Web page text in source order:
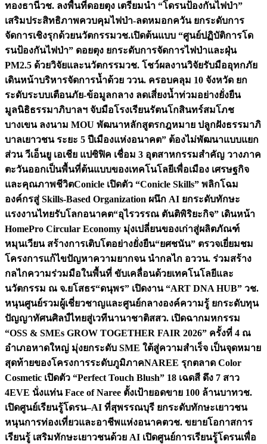
ทองธานีวช. ลงพื้นที่ดอยตุง เตรียมนำ “โดรนป้องกันไฟป่า”
เสริมประสิทธิภาพควบคุมไฟป่า-ลดหมอกควัน ยกระดับการ
จัดการเชิงรุกด้วยนวัตกรรมวช.เปิดต้นแบบ “ศูนย์ปฏิบัติการโด
รนป้องกันไฟป่า” ดอยตุง ยกระดับการจัดการไฟป่าและฝุ่น
PM2.5 ด้วยวิจัยและนวัตกรรมวช. โชว์ผลงานวิจัยรับมืออุทกภัย
เดินหน้าบริหารจัดการน้ำด้วย ววน. ครอบคลุม 10 จังหวัด ยก
ระดับระบบเตือนภัย-ข้อมูลกลาง ลดเสี่ยงน้ำท่วมอย่างยั่งยืน
มูลนิธิธรรมาภิบาลฯ จับมือโรงเรียนรัตนโกสินทร์สมโภช
บางเขน ลงนาม MOU พัฒนาหลักสูตรกฎหมาย ปลูกฝังธรรมาภิ
บาลเยาวชน ระยะ 5 ปีเมืองแห่งอนาคต” ต้องไม่พัฒนาแบบแยก
ส่วน วีเอ็นยู เอเชีย แปซิฟิค เชื่อม 3 อุตสาหกรรมสำคัญ วางภาค
ตะวันออกเป็นพื้นที่ต้นแบบของเทคโนโลยีเพื่อเมือง เศรษฐกิจ
และคุณภาพชีวิตConicle เปิดตัว “Conicle Skills” พลิกโฉม
องค์กรสู่ Skills-Based Organization ผนึก AI ยกระดับทักษะ
แรงงานไทยรับโลกอนาคต“อุไรวรรณ ตันติพิริยะกิจ” เดินหน้า
HomePro Circular Economy มุ่งเปลี่ยนของเก่าสู่ผลิตภัณฑ์
หมุนเวียน สร้างการเติบโตอย่างยั่งยืน“ยศชนัน” ตรวจเยี่ยมชม
โครงการแก้ไขปัญหาความยากจน นำกลไก อววน. ร่วมสร้าง
กลไกความร่วมมือในพื้นที่ ขับเคลื่อนด้วยเทคโนโลยีและ
นวัตกรรม ณ จ.ยโสธร“ดนุพร” เปิดงาน “ART DNA HUB” วช.
หนุนศูนย์รวมผู้เชี่ยวชาญและศูนย์กลางองค์ความรู้ ยกระดับทุน
ปัญญาทัศนศิลป์ไทยสู่เวทีนานาชาติสสว. เปิดฉากมหกรรม
“OSS & SMEs GROW TOGETHER FAIR 2026” ครั้งที่ 4 ณ
อำเภอหาดใหญ่ มุ่งยกระดับ SME ใต้สู่ความสำเร็จ เป็นจุดหมาย
สุดท้ายของโครงการระดับภูมิภาคNAREE รุกตลาด Color
Cosmetic เปิดตัว “Perfect Touch Blush” 18 เฉดสี ดึง 7 สาว
4EVE นั่งแท่น Face of Naree ตั้งเป้ายอดขาย 100 ล้านบาทวช.
เปิดศูนย์เรียนรู้โดรน–AI ที่สุพรรณบุรี ยกระดับทักษะเยาวชน
หนุนการท่องเที่ยวและอาชีพแห่งอนาคตวช. ขยายโอกาสการ
เรียนรู้ เสริมทักษะเยาวชนด้วย AI เปิดศูนย์การเรียนรู้โดรนเพื่อ